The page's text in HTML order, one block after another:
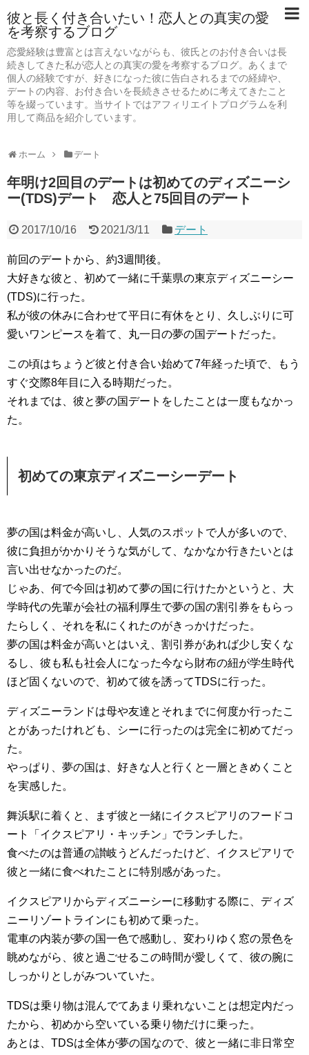
彼と長く付き合いたい！恋人との真実の愛
を考察するブログ
恋愛経験は豊富とは言えないながらも、彼氏とのお付き合いは長
続きしてきた私が恋人との真実の愛を考察するブログ。あくまで
個人の経験ですが、好きになった彼に告白されるまでの経緯や、
デートの内容、お付き合いを長続きさせるために考えてきたこと
等を綴っています。当サイトではアフィリエイトプログラムを利
用して商品を紹介しています。
ホーム デート
年明け2回目のデートは初めてのディズニーシ
ー(TDS)デート 恋人と75回目のデート
2017/10/16 2021/3/11 デート
前回のデートから、約3週間後。
大好きな彼と、初めて一緒に千葉県の東京ディズニーシー
(TDS)に行った。
私が彼の休みに合わせて平日に有休をとり、久しぶりに可
愛いワンピースを着て、丸一日の夢の国デートだった。
この頃はちょうど彼と付き合い始めて7年経った頃で、もう
すぐ交際8年目に入る時期だった。
それまでは、彼と夢の国デートをしたことは一度もなかっ
た。
初めての東京ディズニーシーデート
夢の国は料金が高いし、人気のスポットで人が多いので、
彼に負担がかかりそうな気がして、なかなか行きたいとは
言い出せなかったのだ。
じゃあ、何で今回は初めて夢の国に行けたかというと、大
学時代の先輩が会社の福利厚生で夢の国の割引券をもらっ
たらしく、それを私にくれたのがきっかけだった。
夢の国は料金が高いとはいえ、割引券があれば少し安くな
るし、彼も私も社会人になった今なら財布の紐が学生時代
ほど固くないので、初めて彼を誘ってTDSに行った。
ディズニーランドは母や友達とそれまでに何度か行ったこ
とがあったけれども、シーに行ったのは完全に初めてだっ
た。
やっぱり、夢の国は、好きな人と行くと一層ときめくこと
を実感した。
舞浜駅に着くと、まず彼と一緒にイクスピアリのフードコ
ート「イクスピアリ・キッチン」でランチした。
食べたのは普通の讃岐うどんだったけど、イクスピアリで
彼と一緒に食べれたことに特別感があった。
イクスピアリからディズニーシーに移動する際に、ディズ
ニーリゾートラインにも初めて乗った。
電車の内装が夢の国一色で感動し、変わりゆく窓の景色を
眺めながら、彼と過ごせるこの時間が愛しくて、彼の腕に
しっかりとしがみついていた。
TDSは乗り物は混んでてあまり乗れないことは想定内だっ
たから、初めから空いている乗り物だけに乗った。
あとは、TDSは全体が夢の国なので、彼と一緒に非日常空